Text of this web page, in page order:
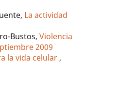
La actividad
Bustos,Violencia
2009
la vida celular,